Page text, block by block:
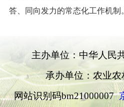
答、同向发力的常态化工作机制
主办单位：中华人民
承办单位：农业
网站识别码bm21000007